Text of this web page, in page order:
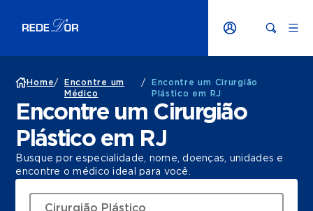
Home/
Encontre um
Médico
/
Encontre um Cirurgião
Plástico em RJ
Encontre um Cirurgião
Plástico em RJ
Busque por especialidade, nome, doenças, unidades e
encontre o médico ideal para você.